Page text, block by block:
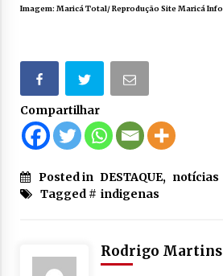
Imagem: Maricá Total/ Reprodução Site Maricá Info
Compartilhar
Posted in DESTAQUE, notícias
Tagged # indigenas
Rodrigo Martins